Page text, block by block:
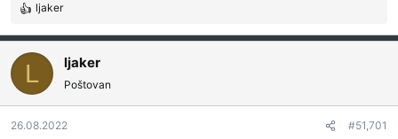
R
e
n
ljaker
L ljaker
Poštovan
26.08.2022 #51,701